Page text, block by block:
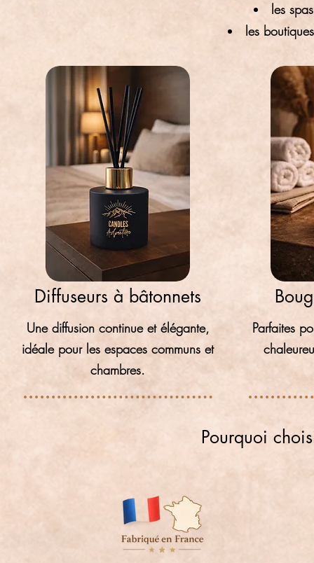
les
les
Diffuseurs à bâtonnets
Une diffusion continue et élégante,
idéale pour les espaces communs et
chambres.
Parfaites
Pourquoi